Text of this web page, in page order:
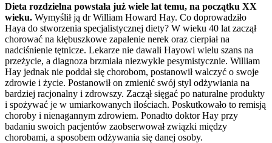
Dieta rozdzielna powstała już wiele lat temu, na początku XX
wieku. Wymyślił ją dr William Howard Hay. Co doprowadziło
Haya do stworzenia specjalistycznej diety? W wieku 40 lat zaczął
chorować na kłębuszkowe zapalenie nerek oraz cierpiał na
nadciśnienie tętnicze. Lekarze nie dawali Hayowi wielu szans na
przeżycie, a diagnoza brzmiała niezwykle pesymistycznie. William
Hay jednak nie poddał się chorobom, postanowił walczyć o swoje
zdrowie i życie. Postanowił on zmienić swój styl odżywiania na
bardziej racjonalny i zdrowszy. Zaczął sięgać po naturalne produkty
i spożywać je w umiarkowanych ilościach. Poskutkowało to remisją
choroby i nienagannym zdrowiem. Ponadto doktor Hay przy
badaniu swoich pacjentów zaobserwował związki między
chorobami, a sposobem odżywania się danej osoby.